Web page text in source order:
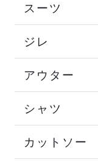
スーツ
ジレ
アウター
シャツ
カットソー